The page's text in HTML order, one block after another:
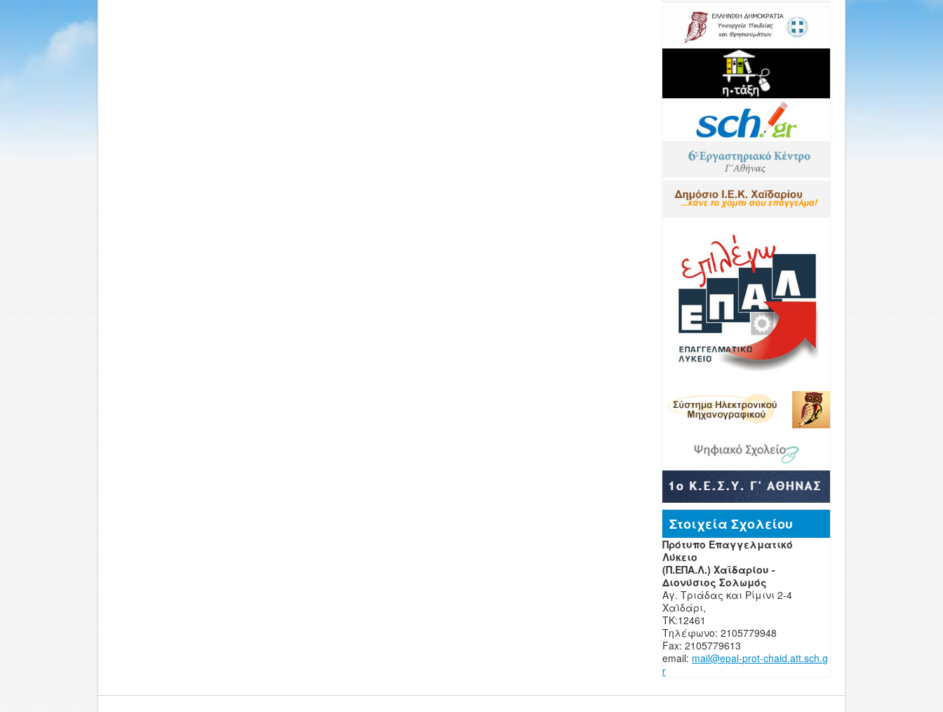
Στοιχεία Σχολείου
Πρότυπο Επαγγελματικό
Λύκειο
(Π.ΕΠΑ.Λ.) Χαϊδαρίου -
Διονύσιος Σολωμός
Αγ. Τριάδας και Ρίμινι 2-4
Χαϊδάρι,
ΤΚ:12461
Τηλέφωνο: 2105779948
Fax: 2105779613
email: mail@epal-prot-chaid.att.sch.g
r